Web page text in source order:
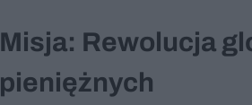
Misja: Rewolucja
pieniężnych